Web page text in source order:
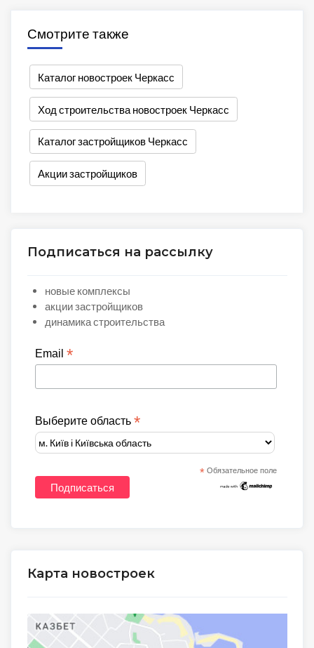
Смотрите также
Каталог новостроек Черкасс
Ход строительства новостроек Черкасс
Каталог застройщиков Черкасс
Акции застройщиков
Подписаться на рассылку
новые комплексы
акции застройщиков
динамика строительства
Email *
Выберите область *
* Обязательное поле
Карта новостроек